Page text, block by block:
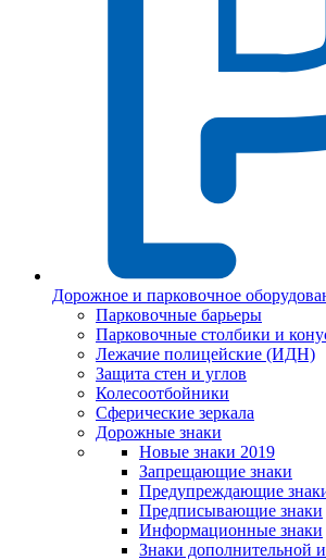
Дорожное и парковочное
Парковочные барьеры
Парковочные столбики и
Лежачие полицейские (ИДН)
Защита стен и углов
Колесоотбойники
Сферические зеркала
Дорожные знаки
Новые знаки 2019
Запрещающие знаки
Предупреждающие
Предписывающие знаки
Информационные знаки
Знаки дополнительной